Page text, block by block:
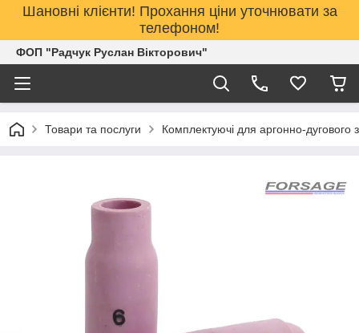
Шановні клієнти! Прохання ціни уточнювати за
телефоном!
ФОП "Радчук Руслан Вікторович"
Товари та послуги Комплектуючі для аргонно-